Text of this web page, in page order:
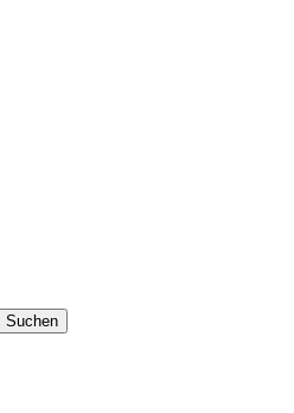
Suchen